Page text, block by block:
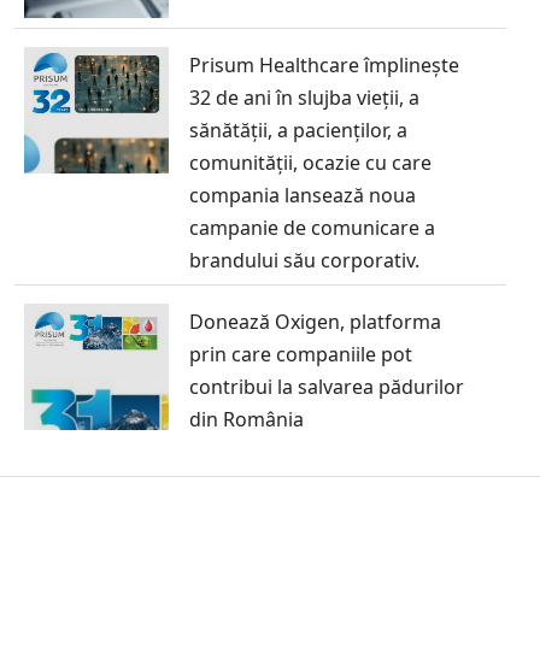
Prisum Healthcare împlinește
32 de ani în slujba vieții, a
sănătății, a pacienților, a
comunității, ocazie cu care
compania lansează noua
campanie de comunicare a
brandului său corporativ.
Donează Oxigen, platforma
prin care companiile pot
contribui la salvarea pădurilor
din România